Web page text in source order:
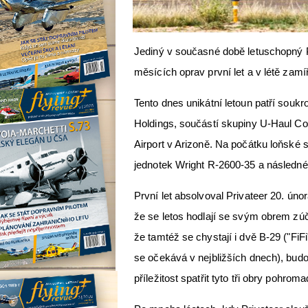
Jediný v současné době
měsících oprav první let a v létě
Tento dnes unikátní letoun patří
Holdings, součástí skupiny U-Haul
Airport v Arizoně. Na počátku loňské
jednotek Wright R-2600-35 a
První let absolvoval Privateer 20.
že se letos hodlají se svým obrem
že tamtéž se chystají i dvě B-29
se očekává v nejbližších dnech),
příležitost spatřit tyto tři obry